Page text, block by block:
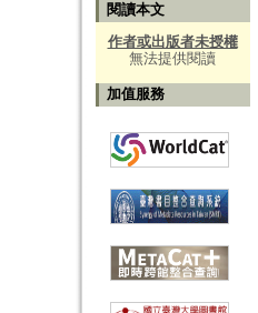
閱讀本文
作者或出版者未授權
無法提供閱讀
加值服務